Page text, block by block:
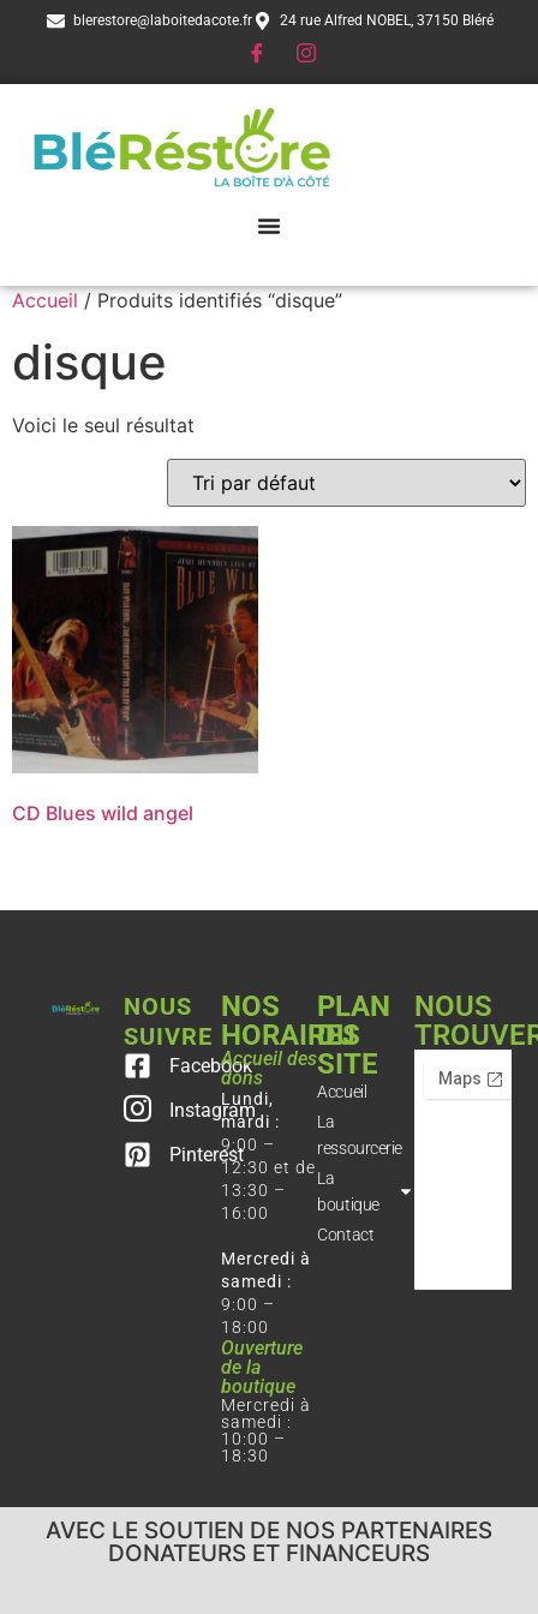
blerestore@laboitedacote.fr 24 rue Alfred NOBEL, 37150 Bléré
Accueil / Produits identifiés “disque”
disque
Voici le seul résultat
CD Blues wild angel
NOUS
SUIVRE
Facebook
Instagram
Pinterest
NOS
HORAIRES
Accueil des
dons
Lundi,
mardi :
9:00 –
12:30 et de
13:30 –
16:00
Mercredi à
samedi :
9:00 –
18:00
Ouverture
de la
boutique
Mercredi à
samedi :
10:00 –
18:30
PLAN
DU
SITE
Accueil
La
ressourcerie
La
boutique
Contact
NOUS
AVEC LE SOUTIEN DE NOS PARTENAIRES
DONATEURS ET FINANCEURS